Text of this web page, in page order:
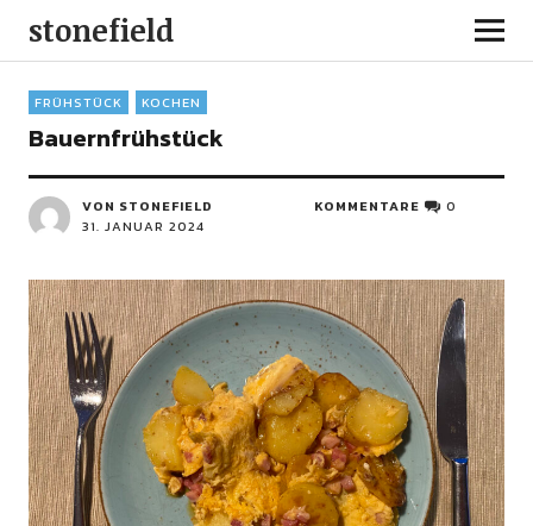
stonefield
FRÜHSTÜCK KOCHEN
Bauernfrühstück
VON STONEFIELD
31. JANUAR 2024
KOMMENTARE 0